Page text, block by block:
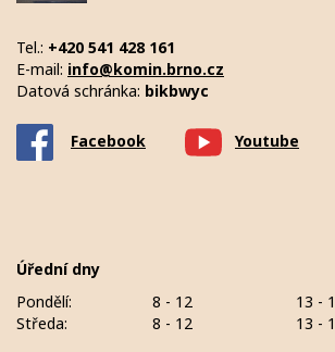
Tel.: +420 541 428 161
E-mail: info@komin.brno.cz
Datová schránka: bikbwyc
Facebook Youtube
Úřední dny
Pondělí:
8 - 12
13 -
Středa:
8 - 12 13 -